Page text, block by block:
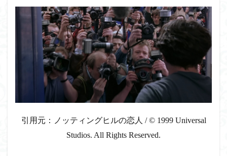
引用元：ノッティングヒルの恋人 / © 1999 Universal
Studios. All Rights Reserved.